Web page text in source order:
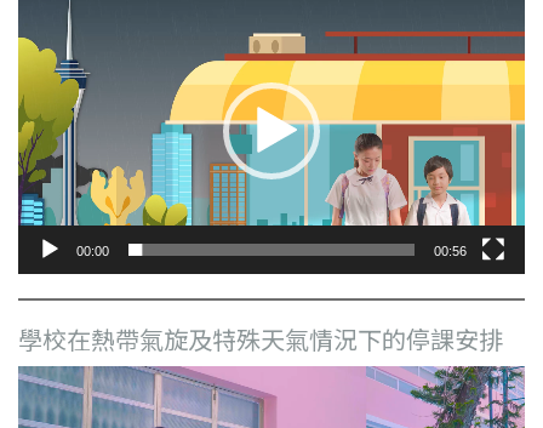
訊
放
器
00:00 00:56
學校在熱帶氣旋及特殊天氣情況下的停課安排
視
訊